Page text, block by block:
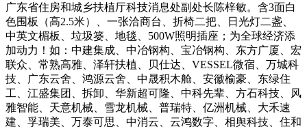
广东省住房和城乡扶植厅科技消息处副处长陈梓敏。含3面白
色围板（高2.5米）、一张洽商台、折椅二把、日光灯二盏、
中英文楣板、垃圾篓、地毯、500W照明插座；为全球经济添
加动力！如：中建集成、中冶钢构、宝冶钢构、东方广厦、宏
联众、常熟高雅、泽轩扶植、贝仕达、VESSEL微宿、万城科
技、广东云舍、鸿源云舍、中晟积木舱、安徽榆豪、东绿住
工、江盛集团、拆卸、华新超可隆、中科先辈、方石科技、风
雅智能、天意机械、雪龙机械、普瑞特、亿洲机械、大禾速
建、孚瑞美、万泰可思、中消云、云鸿数字、相舆科技、住和